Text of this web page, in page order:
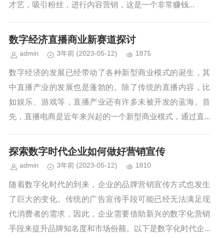
才艺，吸引粉丝，进行内容营销，这是一个非常赚钱...
数字经济直播商业新赛道探讨
admin 3年前 (2023-05-12) 1875
数字经济的发展已经带动了各种新型商业模式的诞生，其
中直播产业的发展也是蓬勃的。除了传统的直播内容，比
如娱乐、游戏等，直播产业还有许多未被开发的蓝海。首
先，直播电商是近年来兴起的一个新型商业模式，通过直...
探索数字时代企业如何做好营销宣传
admin 3年前 (2023-05-12) 1810
随着数字化时代的到来，企业的品牌营销宣传方式也发生
了巨大的变化。传统的广告宣传手段可能已经无法满足现
代消费者的需求，因此，企业需要借助新兴的数字化营销
手段来提升品牌知名度和市场份额。以下是数字化时代企...